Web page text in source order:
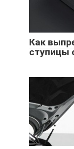
Как
ступицы